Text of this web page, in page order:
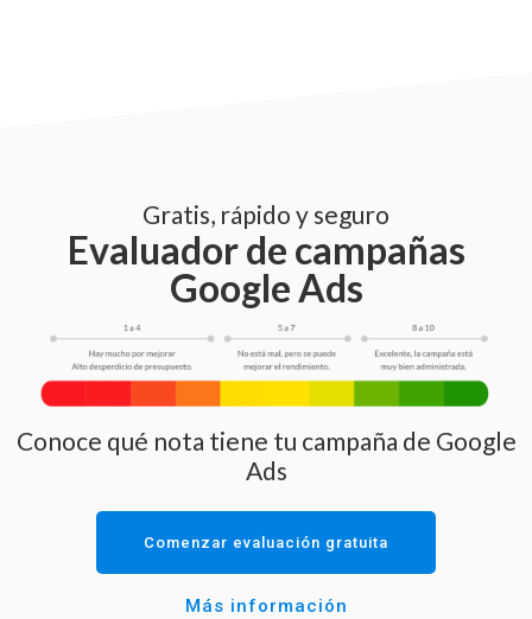
Gratis, rápido y seguro
Evaluador de campañas
Google Ads
Conoce qué nota tiene tu campaña de Google
Ads
Comenzar evaluación gratuita
Más información